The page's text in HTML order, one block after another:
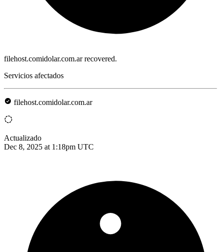
filehost.comidolar.com.ar recovered.
Servicios afectados
filehost.comidolar.com.ar
Actualizado
Dec 8, 2025 at 1:18pm UTC